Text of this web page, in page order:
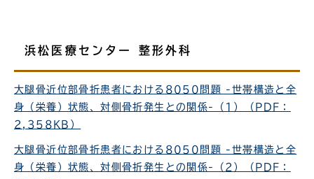
浜松医療センター 整形外科
大腿骨近位部骨折患者における8050問題 -世帯構造と全
身（栄養）状態、対側骨折発生との関係-（1）（PDF：
2,358KB）
大腿骨近位部骨折患者における8050問題 -世帯構造と全
身（栄養）状態、対側骨折発生との関係-（2）（PDF：